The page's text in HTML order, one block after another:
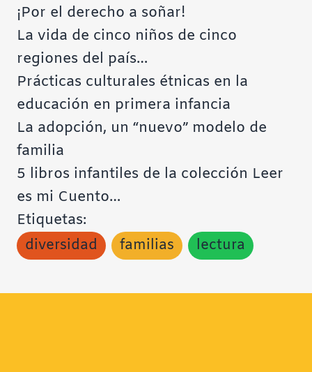
¡Por el derecho a soñar!
La vida de cinco niños de cinco
regiones del país…
Prácticas culturales étnicas en la
educación en primera infancia
La adopción, un “nuevo” modelo de
familia
5 libros infantiles de la colección Leer
es mi Cuento…
Etiquetas:
diversidad
familias lectura